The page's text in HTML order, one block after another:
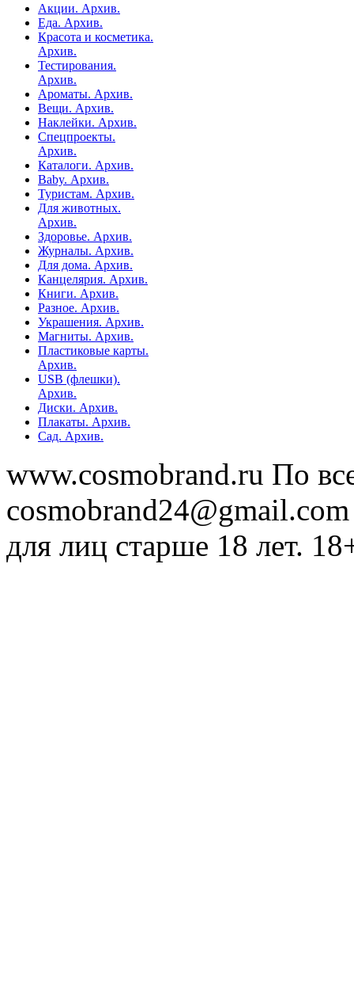
Акции. Архив.
Еда. Архив.
Красота и косметика.
Архив.
Тестирования.
Архив.
Ароматы. Архив.
Вещи. Архив.
Наклейки. Архив.
Спецпроекты.
Архив.
Каталоги. Архив.
Baby. Архив.
Туристам. Архив.
Для животных.
Архив.
Здоровье. Архив.
Журналы. Архив.
Для дома. Архив.
Канцелярия. Архив.
Книги. Архив.
Разное. Архив.
Украшения. Архив.
Магниты. Архив.
Пластиковые карты.
Архив.
USB (флешки).
Архив.
Диски. Архив.
Плакаты. Архив.
Сад. Архив.
www.cosmobrand.ru По
для лиц старше 18 лет.